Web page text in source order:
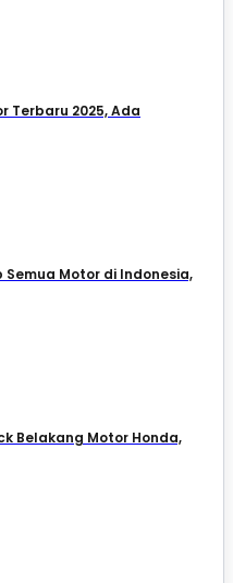
Terbaru 2025, Ada
Motor di Indonesia,
Belakang Motor Honda,